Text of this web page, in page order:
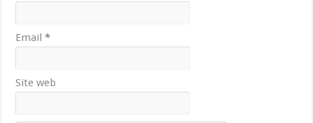
Email*
Site web